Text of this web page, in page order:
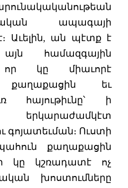
ապագայի
Աւելին, ան պէտք է
այն համազգային
որ կը միաւորէ
քաղաքացին եւ
հայութիւնը՝ ի
գոյատեւման։ Ուստի
քաղաքացին
կը կշռադատէ ոչ
խոստումները